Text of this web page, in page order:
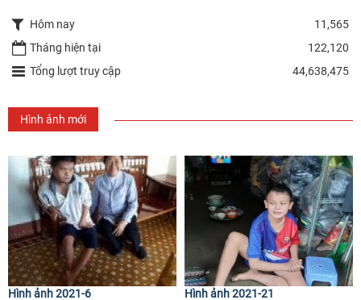
Hôm nay
11,565
Tháng hiện tại
122,120
Tổng lượt truy cập
44,638,475
Hình ảnh mới
Hình ảnh 2021-6 Hình ảnh 2021-21